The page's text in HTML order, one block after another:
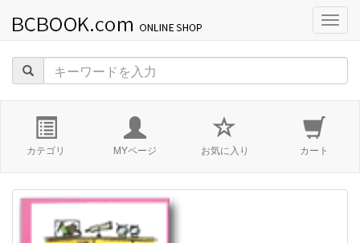
カテゴリ MYページ お気に入り カート